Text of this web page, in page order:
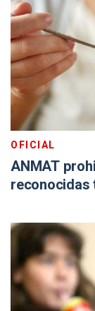
OFICIAL
ANMAT
reconocidas